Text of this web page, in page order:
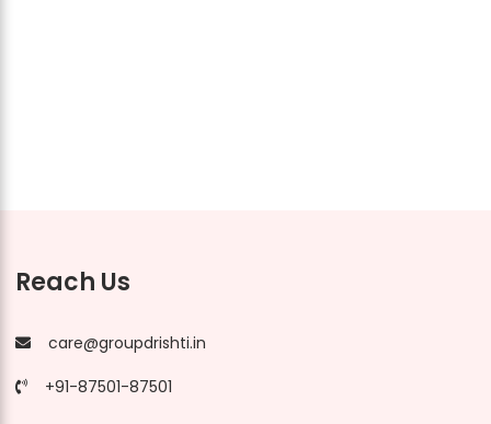
Reach Us
care@groupdrishti.in
+91-87501-87501